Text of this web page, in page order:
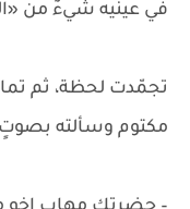
في عينيه شيءٌ من
تجمّدت لحظة، ثم
مكتوم وسألته